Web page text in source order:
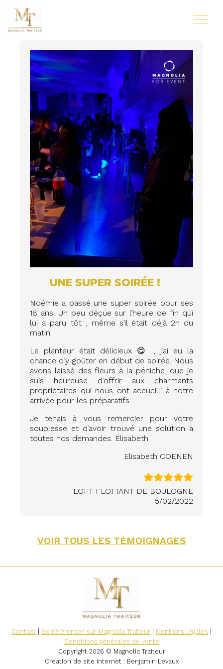
UNE SUPER SOIRÉE !
Noémie a passé une super soirée pour ses
18 ans. Un peu déçue sur l’heure de fin qui
lui a paru tôt , même s’il était déjà 2h du
matin.
Le planteur était délicieux 😋 , j’ai eu la
chance d’y goûter en début de soirée. Nous
avons laissé des fleurs à la péniche, que je
suis heureuse d’offrir aux charmants
propriétaires qui nous ont accueilli à notre
arrivée pour les préparatifs.
Je tenais à vous remercier pour votre
souplesse et d’avoir trouvé une solution à
toutes nos demandes. Élisabeth
Elisabeth COENEN
LOFT FLOTTANT DE BOULOGNE
5/02/2022
VOIR TOUS LES TÉMOIGNAGES
Contact Se référencer sur Magnolia Traiteur Mentions légales
Conditions générales de vente
Copyright 2026 © Magnolia Traiteur
Création de site internet: Benjamin Levaux